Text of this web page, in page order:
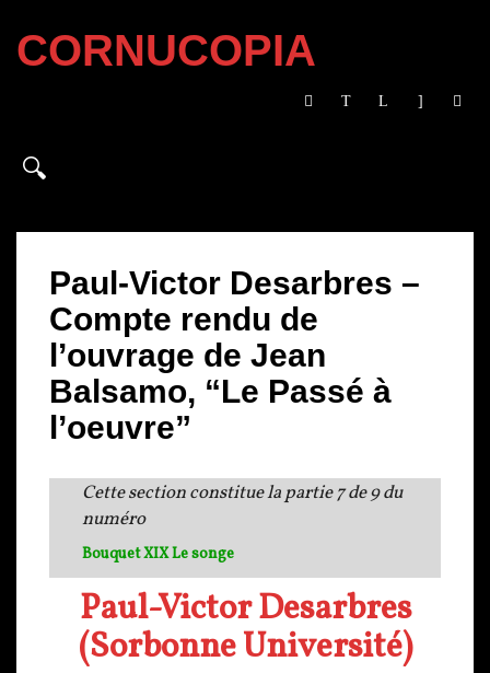
CORNUCOPIA
Paul-Victor Desarbres –
Compte rendu de
l’ouvrage de Jean
Balsamo, “Le Passé à
l’oeuvre”
Cette section constitue la partie 7 de 9 du
numéro
Bouquet XIX Le songe
Paul-Victor Desarbres
(Sorbonne Université)